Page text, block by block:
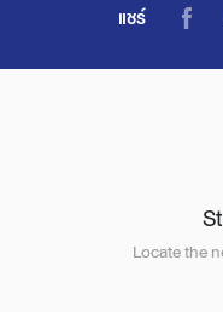
แชร์
Locate the